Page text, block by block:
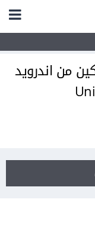
من اندرويد